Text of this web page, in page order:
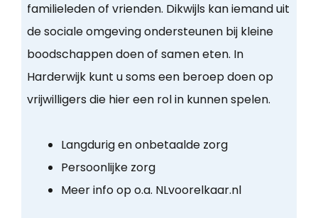
familieleden of vrienden. Dikwijls kan iemand uit
de sociale omgeving ondersteunen bij kleine
boodschappen doen of samen eten. In
Harderwijk kunt u soms een beroep doen op
vrijwilligers die hier een rol in kunnen spelen.
Langdurig en onbetaalde zorg
Persoonlijke zorg
Meer info op o.a. NLvoorelkaar.nl